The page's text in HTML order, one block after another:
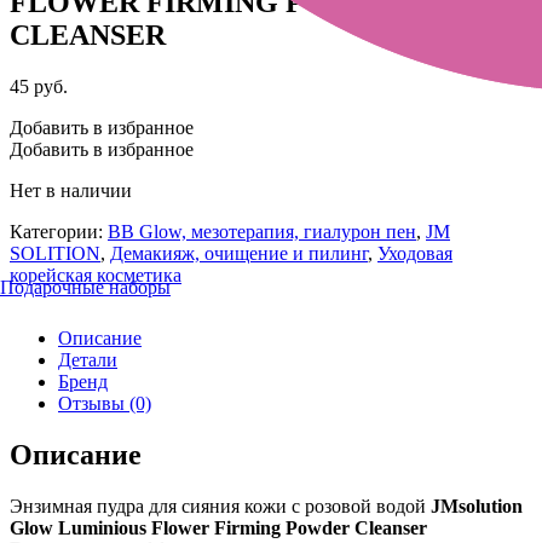
Подарочные наборы
CLEANSER
45 руб.
Добавить в избранное
Добавить в избранное
Нет в наличии
Категории: BB Glow, мезотерапия, гиалурон пен, JM
SOLITION, Демакияж, очищение и пилинг, Уходовая
корейская косметика
Описание
Детали
Бренд
Отзывы (0)
Описание
Энзимная пудра для сияния кожи с розовой водой JMsolution
Glow Luminious Flower Firming Powder Cleanser